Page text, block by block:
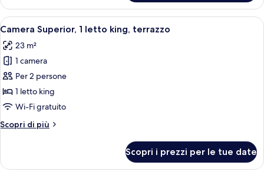
Junior,
letti
multipli
Apri
tutte
le
foto
per
Camera
Superior,
letto
Biancheria da letto di alta qualità,
9
Camera Superior, 1 letto king, terrazzo
23 m²
1 camera
Per 2 persone
1 letto king
Wi-Fi gratuito
Scopri di più
Altri
Superior,
Scopri i prezzi per le tue date